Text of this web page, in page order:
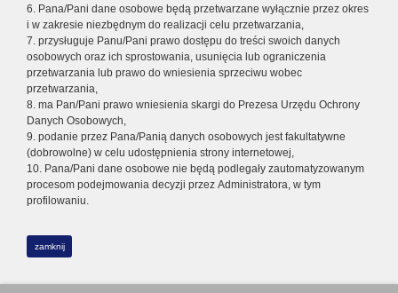
6. Pana/Pani dane osobowe będą przetwarzane wyłącznie przez okres
i w zakresie niezbędnym do realizacji celu przetwarzania,
7. przysługuje Panu/Pani prawo dostępu do treści swoich danych
osobowych oraz ich sprostowania, usunięcia lub ograniczenia
przetwarzania lub prawo do wniesienia sprzeciwu wobec
przetwarzania,
8. ma Pan/Pani prawo wniesienia skargi do Prezesa Urzędu Ochrony
Danych Osobowych,
9. podanie przez Pana/Panią danych osobowych jest fakultatywne
(dobrowolne) w celu udostępnienia strony internetowej,
10. Pana/Pani dane osobowe nie będą podlegały zautomatyzowanym
procesom podejmowania decyzji przez Administratora, w tym
profilowaniu.
zamknij